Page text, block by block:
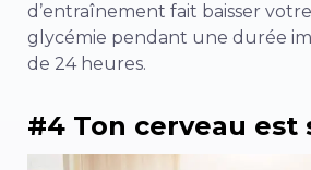
d’entraînement fait baisser
glycémie pendant une durée
de 24 heures.
#4 Ton cerveau est